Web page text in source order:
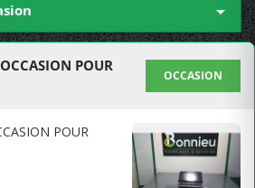

POUR
OCCASION
POUR